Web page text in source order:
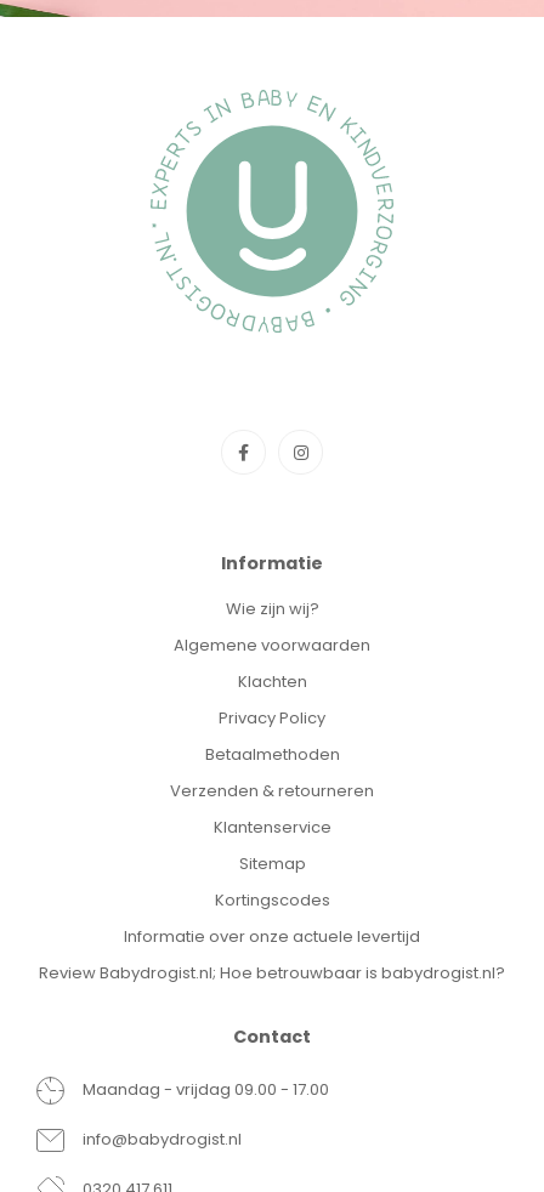
Informatie
Wie zijn wij?
Algemene voorwaarden
Klachten
Privacy Policy
Betaalmethoden
Verzenden & retourneren
Klantenservice
Sitemap
Kortingscodes
Informatie over onze actuele levertijd
Review Babydrogist.nl; Hoe betrouwbaar is babydrogist.nl?
Contact
Maandag - vrijdag 09.00 - 17.00
info@babydrogist.nl